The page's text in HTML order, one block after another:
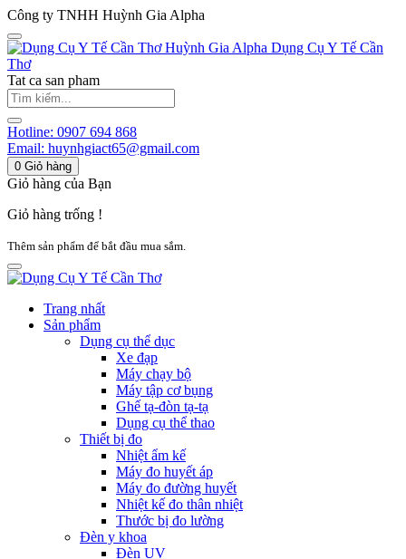
Công ty TNHH Huỳnh Gia Alpha
Huỳnh Gia Alpha Dụng Cụ Y Tế Cần
Thơ
Tat ca san pham
Hotline: 0907 694 868
Email: huynhgiact65@gmail.com
0 Giỏ hàng
Giỏ hàng của Bạn
Giỏ hàng trống !
Thêm sản phẩm để bắt đầu mua sắm.
Trang nhất
Sản phẩm
Dụng cụ thể dục
Xe đạp
Máy chạy bộ
Máy tập cơ bụng
Ghế tạ-đòn tạ-tạ
Dụng cụ thể thao
Thiết bị đo
Nhiệt ẩm kế
Máy đo huyết áp
Máy đo đường huyết
Nhiệt kế đo thân nhiệt
Thước bị đo lường
Đèn y khoa
Đèn UV